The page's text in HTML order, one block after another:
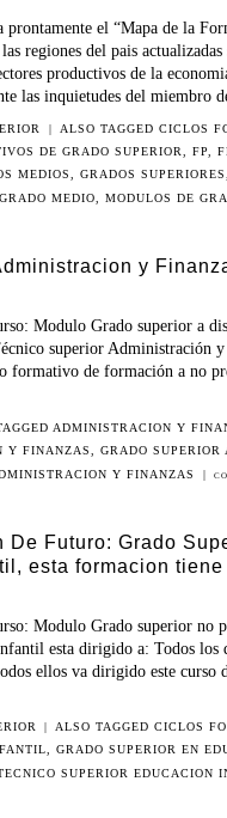
el “Mapa de la
regiones del pais
productivos de la
las inquietudes del miembro
| ALSO TAGGED CICLOS
DE GRADO SUPERIOR FP
MEDIOS GRADOS SUPERIORES
MEDIO MODULOS DE
y
Modulo Grado superior a
superior Administración y
formativo de formación a no
ADMINISTRACION Y
Y FINANZAS GRADO
Y FINANZAS
|
De Futuro: Grado
esta formacion
Modulo Grado superior no
esta dirigido a: Todos los
ellos va dirigido este curso
| ALSO TAGGEDCICLOS
, GRADO SUPERIOR EN
SUPERIOR EDUCACION